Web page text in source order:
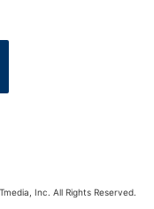
Inc. All Rights Reserved.